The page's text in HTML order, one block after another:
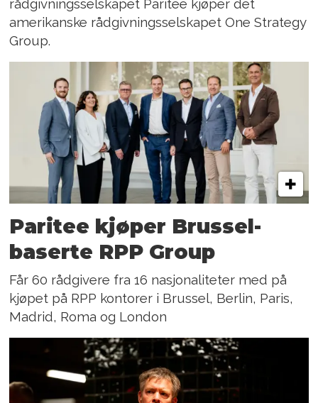
rådgivningsselskapet Paritee kjøper det
amerikanske rådgivningsselskapet One Strategy
Group.
Paritee kjøper Brussel-
baserte RPP Group
Får 60 rådgivere fra 16 nasjonaliteter med på
kjøpet på RPP kontorer i Brussel, Berlin, Paris,
Madrid, Roma og London